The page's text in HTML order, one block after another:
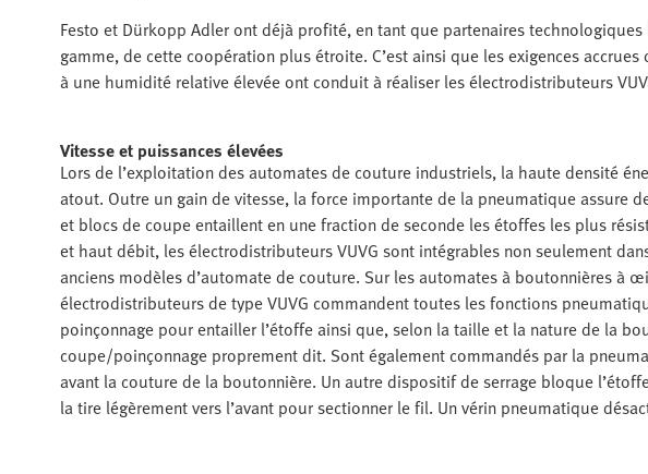
Festo et Dürkopp Adler ont déjà profité, en tant que partenaires
gamme, de cette coopération plus étroite. C’est ainsi que les exigences
à une humidité relative élevée ont conduit à réaliser les électrodistributeurs
Vitesse et puissances élevées
Lors de l’exploitation des automates de couture industriels, la haute densité
atout. Outre un gain de vitesse, la force importante de la pneumatique assure
et blocs de coupe entaillent en une fraction de seconde les étoffes les plus
et haut débit, les électrodistributeurs VUVG sont intégrables non seulement
anciens modèles d’automate de couture. Sur les automates à boutonnières à
électrodistributeurs de type VUVG commandent toutes les fonctions
poinçonnage pour entailler l’étoffe ainsi que, selon la taille et la nature de la
coupe/poinçonnage proprement dit. Sont également commandés par la
avant la couture de la boutonnière. Un autre dispositif de serrage bloque
la tire légèrement vers l’avant pour sectionner le fil. Un vérin pneumatique